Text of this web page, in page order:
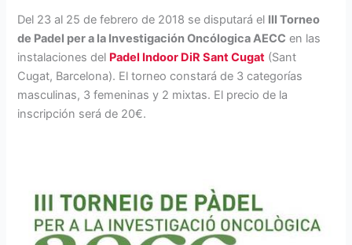
Del 23 al 25 de febrero de 2018 se disputará el III Torneo
de Padel per a la Investigación Oncólogica AECC en las
instalaciones del Padel Indoor DiR Sant Cugat (Sant
Cugat, Barcelona). El torneo constará de 3 categorías
masculinas, 3 femeninas y 2 mixtas. El precio de la
inscripción será de 20€.